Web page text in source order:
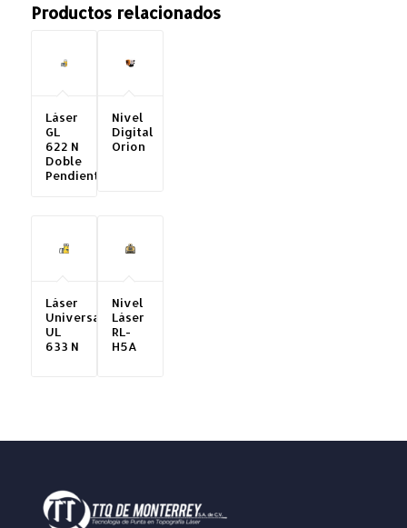
Productos relacionados
Láser
GL
622 N
Doble
Pendiente
Nivel
Digital
Orion
Láser
Universal
UL
633 N
Nivel
Láser
RL-
H5A